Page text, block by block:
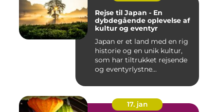
Rejse til Japan - En
dybdegående oplevelse af
kultur og eventyr
Japan er et land med en rig
historie og en unik kultur,
som har tiltrukket rejsende
og eventyrlystne...
17. jan